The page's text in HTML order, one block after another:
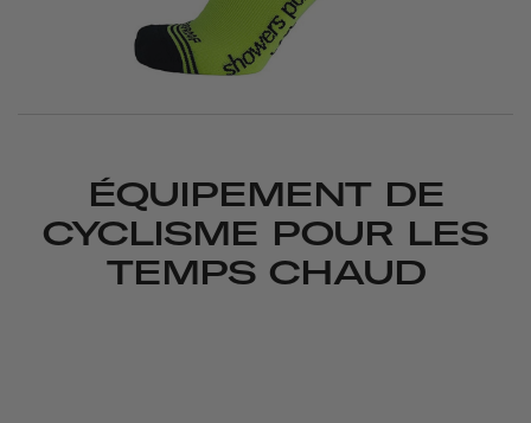
ÉQUIPEMENT DE
CYCLISME POUR LES
TEMPS CHAUD